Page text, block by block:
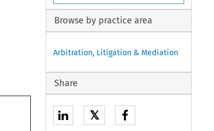
Browse by practice area
Arbitration, Litigation & Mediation
Share
𝕏